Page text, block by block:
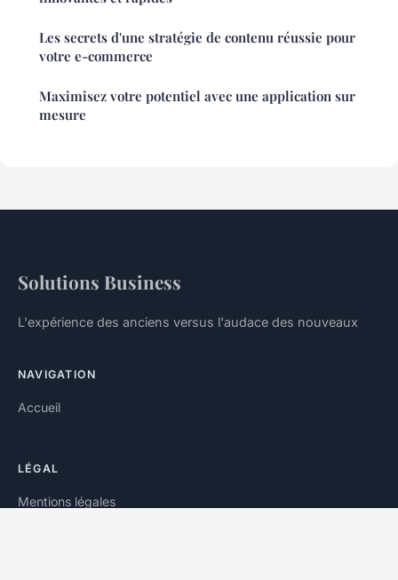
Les secrets d'une stratégie de contenu réussie pour
votre e-commerce
Maximisez votre potentiel avec une application sur
mesure
Solutions Business
L'expérience des anciens versus l'audace des nouveaux
NAVIGATION
Accueil
LÉGAL
Mentions légales